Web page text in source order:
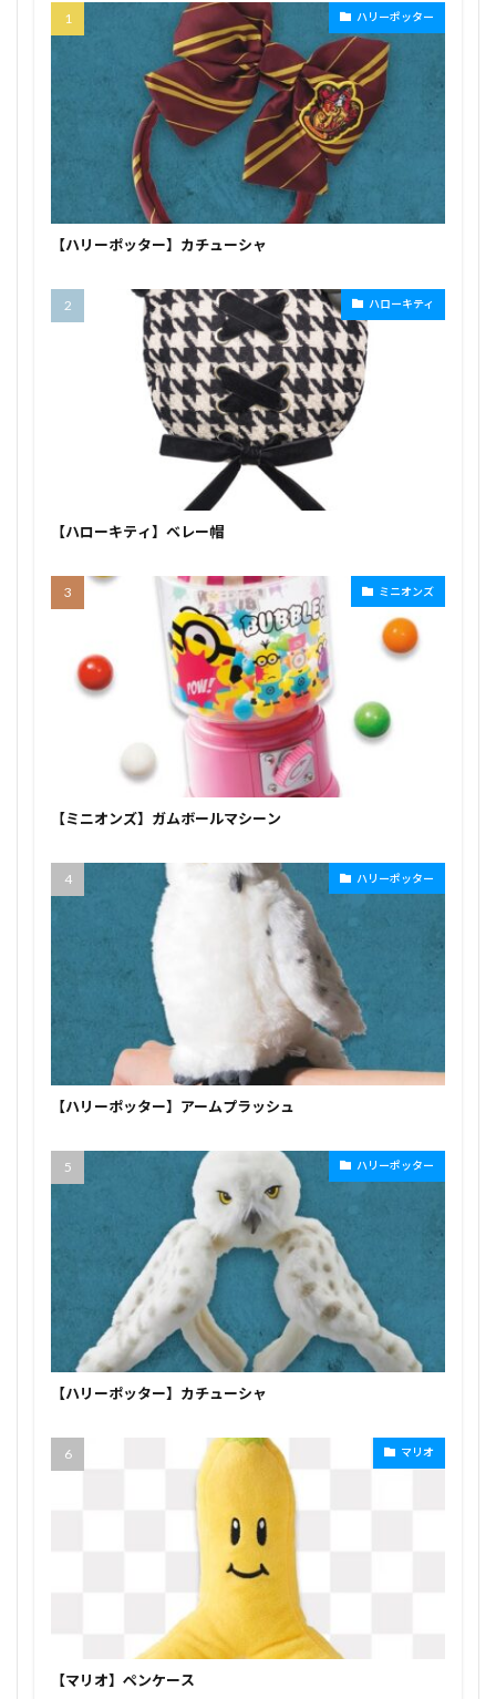
ハリーポッター
【ハリーポッター】カチューシャ
ハローキティ
【ハローキティ】ベレー帽
ミニオンズ
【ミニオンズ】ガムボールマシーン
ハリーポッター
【ハリーポッター】アームプラッシュ
ハリーポッター
【ハリーポッター】カチューシャ
マリオ
【マリオ】ペンケース